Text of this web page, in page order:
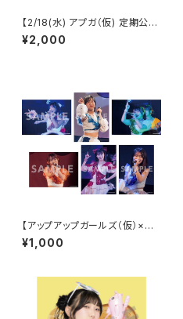
【2/18(水) アプガ（仮) 定期公演
vol.4】ランダムサイン2Lポート
レート
¥2,000
【アップアップガールズ（仮）×
（２）】2Lポートレート（昼公演）
¥1,000